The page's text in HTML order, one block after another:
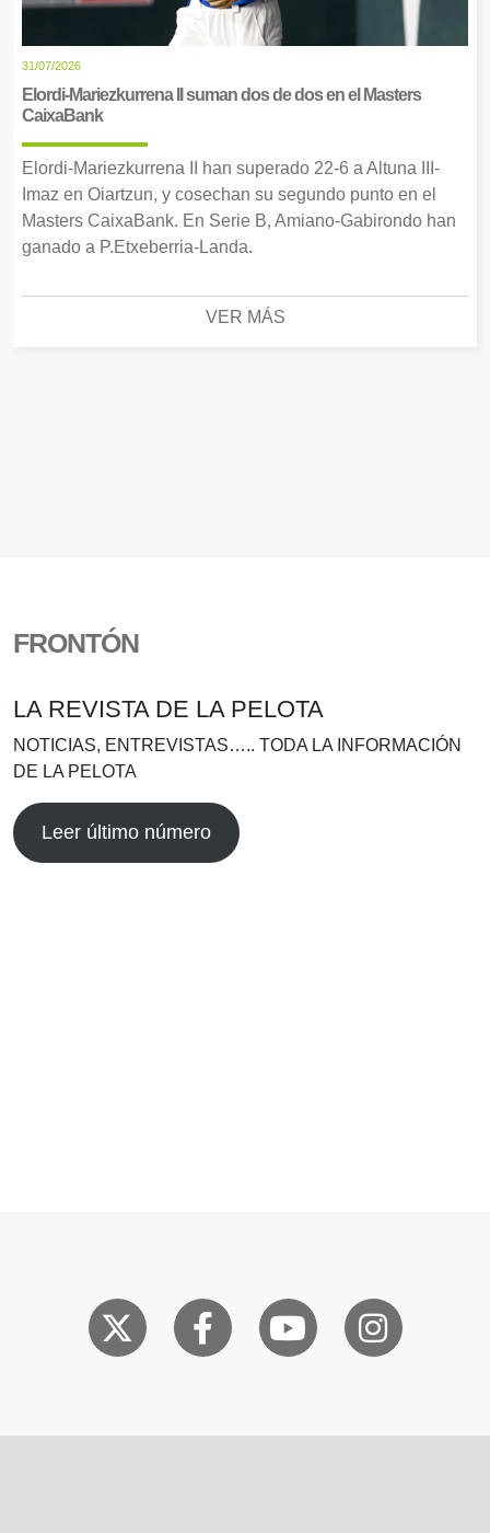
31/07/2026
Elordi-Mariezkurrena II suman dos de dos en el Masters
CaixaBank
Elordi-Mariezkurrena II han superado 22-6 a Altuna III-
Imaz en Oiartzun, y cosechan su segundo punto en el
Masters CaixaBank. En Serie B, Amiano-Gabirondo han
ganado a P.Etxeberria-Landa.
VER MÁS
FRONTÓN
LA REVISTA DE LA PELOTA
NOTICIAS, ENTREVISTAS….. TODA LA INFORMACIÓN
DE LA PELOTA
Leer último número